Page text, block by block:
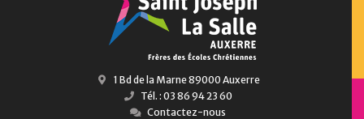
1 Bd de la Marne 89000 Auxerre
Tél. : 03 86 94 23 60
Contactez-nous